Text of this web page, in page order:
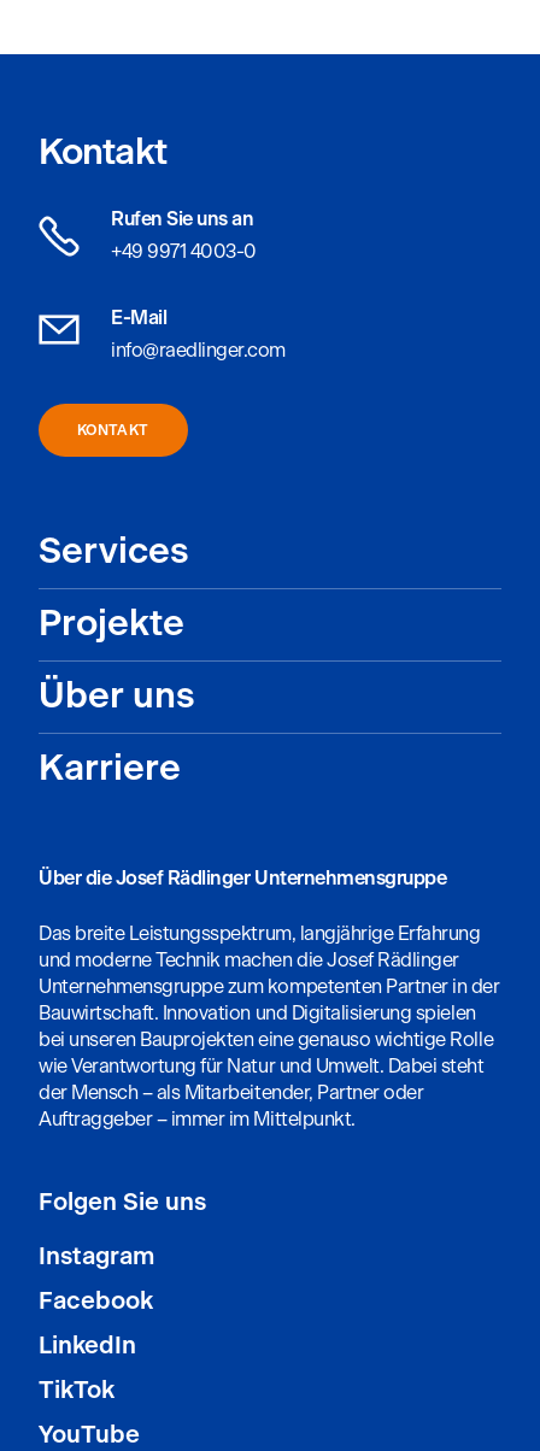
Kontakt
Rufen Sie uns an
+49 9971 4003-0
E-Mail
info@raedlinger.com
KONTAKT
Services
Projekte
Über uns
Karriere
Über die Josef Rädlinger Unternehmensgruppe
Das breite Leistungsspektrum, langjährige Erfahrung
und moderne Technik machen die Josef Rädlinger
Unternehmensgruppe zum kompetenten Partner in der
Bauwirtschaft. Innovation und Digitalisierung spielen
bei unseren Bauprojekten eine genauso wichtige Rolle
wie Verantwortung für Natur und Umwelt. Dabei steht
der Mensch – als Mitarbeitender, Partner oder
Auftraggeber – immer im Mittelpunkt.
Folgen Sie uns
Instagram
Facebook
LinkedIn
TikTok
YouTube